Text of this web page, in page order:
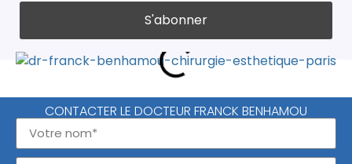
CONTACTER LE DOCTEUR FRANCK BENHAMOU